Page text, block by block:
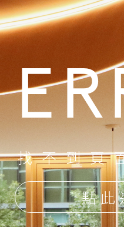
找不到頁
點此